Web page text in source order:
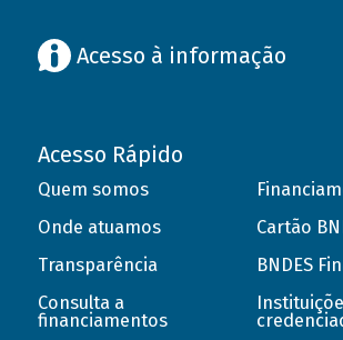
Acesso à informação
Acesso Rápido
Quem somos
Onde atuamos
Transparência
Consulta a
financiamentos
Cartão
BNDES